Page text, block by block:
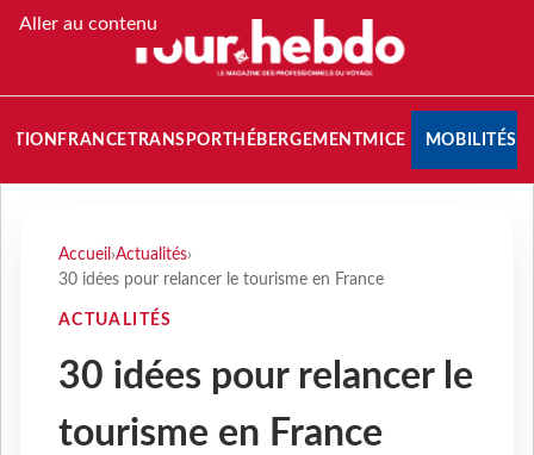
Aller au contenu
FRANCETRANSPORT HÉBERGEMENTMICE MOBILITÉS
Accueil ›Actualités›
30 idées pour relancer le tourisme en France
ACTUALITÉS
30 idées pour relancer le
tourisme en France